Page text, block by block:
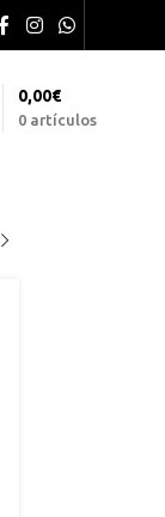
0 artículos
0,00€